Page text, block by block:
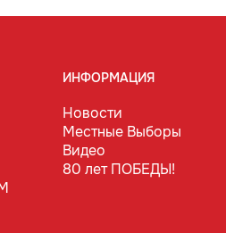
ИНФОРМАЦИЯ
Новости
Местные Выборы
Видео
80 лет ПОБЕДЫ!